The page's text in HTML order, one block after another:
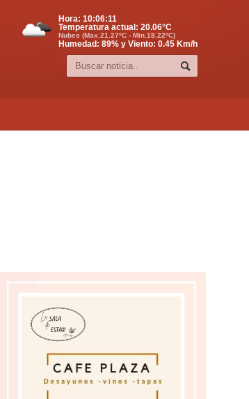
Hora: 10:06:12
Temperatura actual: 20.06°C
Nubes (Max.21.27ºC - Min.18.22ºC)
Humedad: 89% y Viento: 0.45 Km/h